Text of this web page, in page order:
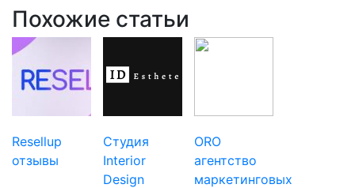
Похожие статьи
Resellup
отзывы
Студия
Interior
Design
ORO
агентство
маркетинговых